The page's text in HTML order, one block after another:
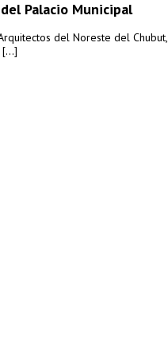
Palacio Municipal
del Noreste del Chubut,